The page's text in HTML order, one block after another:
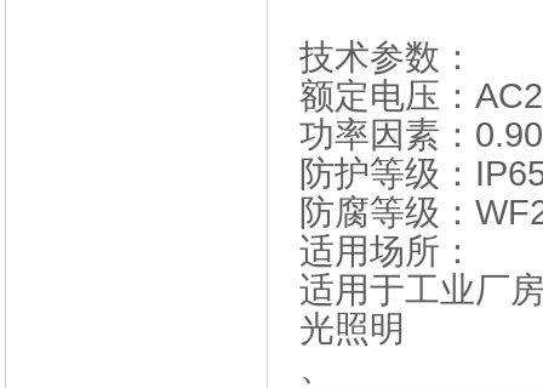
技术参数：
额定电压：
功率因素：0.90
防护等级：
防腐等级：
适用场所：
适用于工业厂
光照明
、